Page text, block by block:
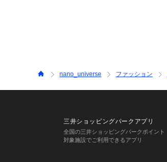
nano_universe ファッション
三井ショッピングパークアプリ
全国の三井ショッピングパークポイント
対象施設でご利用できるアプリ